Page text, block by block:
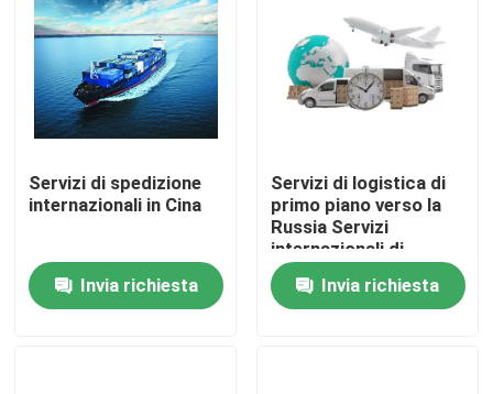
Servizi di spedizione
internazionali in Cina
Invia richiesta
Servizi di logistica di
primo piano verso la
Russia Servizi
internazionali di
spedizione merci
Invia richiesta